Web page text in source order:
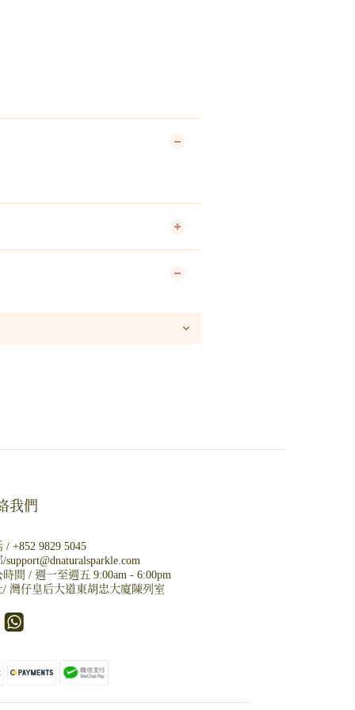
我們
/ +852 9829 5045
/support@dnaturalsparkle.com
時間 / 週一至週五 9:00am - 6:00pm
/ 灣仔皇后大道東胡忠大廈陳列室